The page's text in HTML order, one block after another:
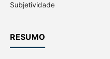
Subjetividade
RESUMO